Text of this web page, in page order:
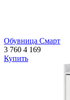
Обувница Смарт
3 760 4 169
Купить